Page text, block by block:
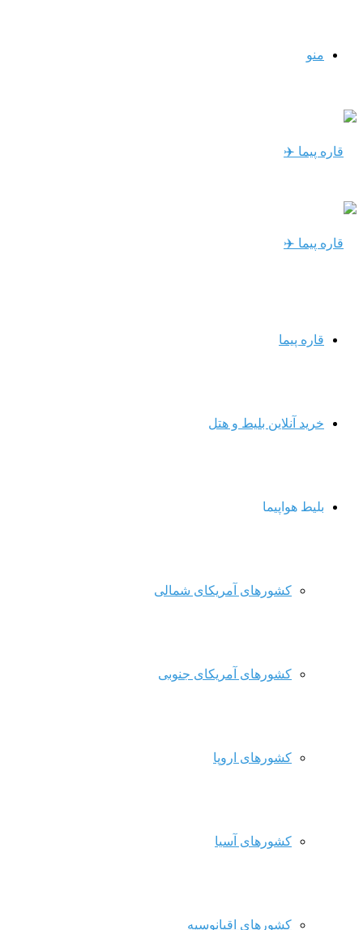
منو
قاره پیما
خرید آنلاین بلیط و هتل
بلیط هواپیما
کشورهای آمریکای شمالی
کشورهای آمریکای جنوبی
کشورهای اروپا
کشورهای آسیا
کشورهای اقیانوسیه